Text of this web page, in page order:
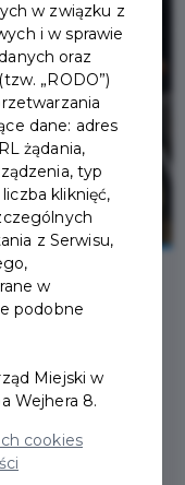
WS.
w związku z
i w sprawie
oraz
„RODO”)
dane: adres
żądania,
typ
kliknięć,
z Serwisu,
w
podobne
Miejski w
Wejhera 8.
cookies